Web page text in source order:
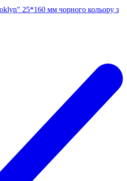
25*160 мм чорного кольору з